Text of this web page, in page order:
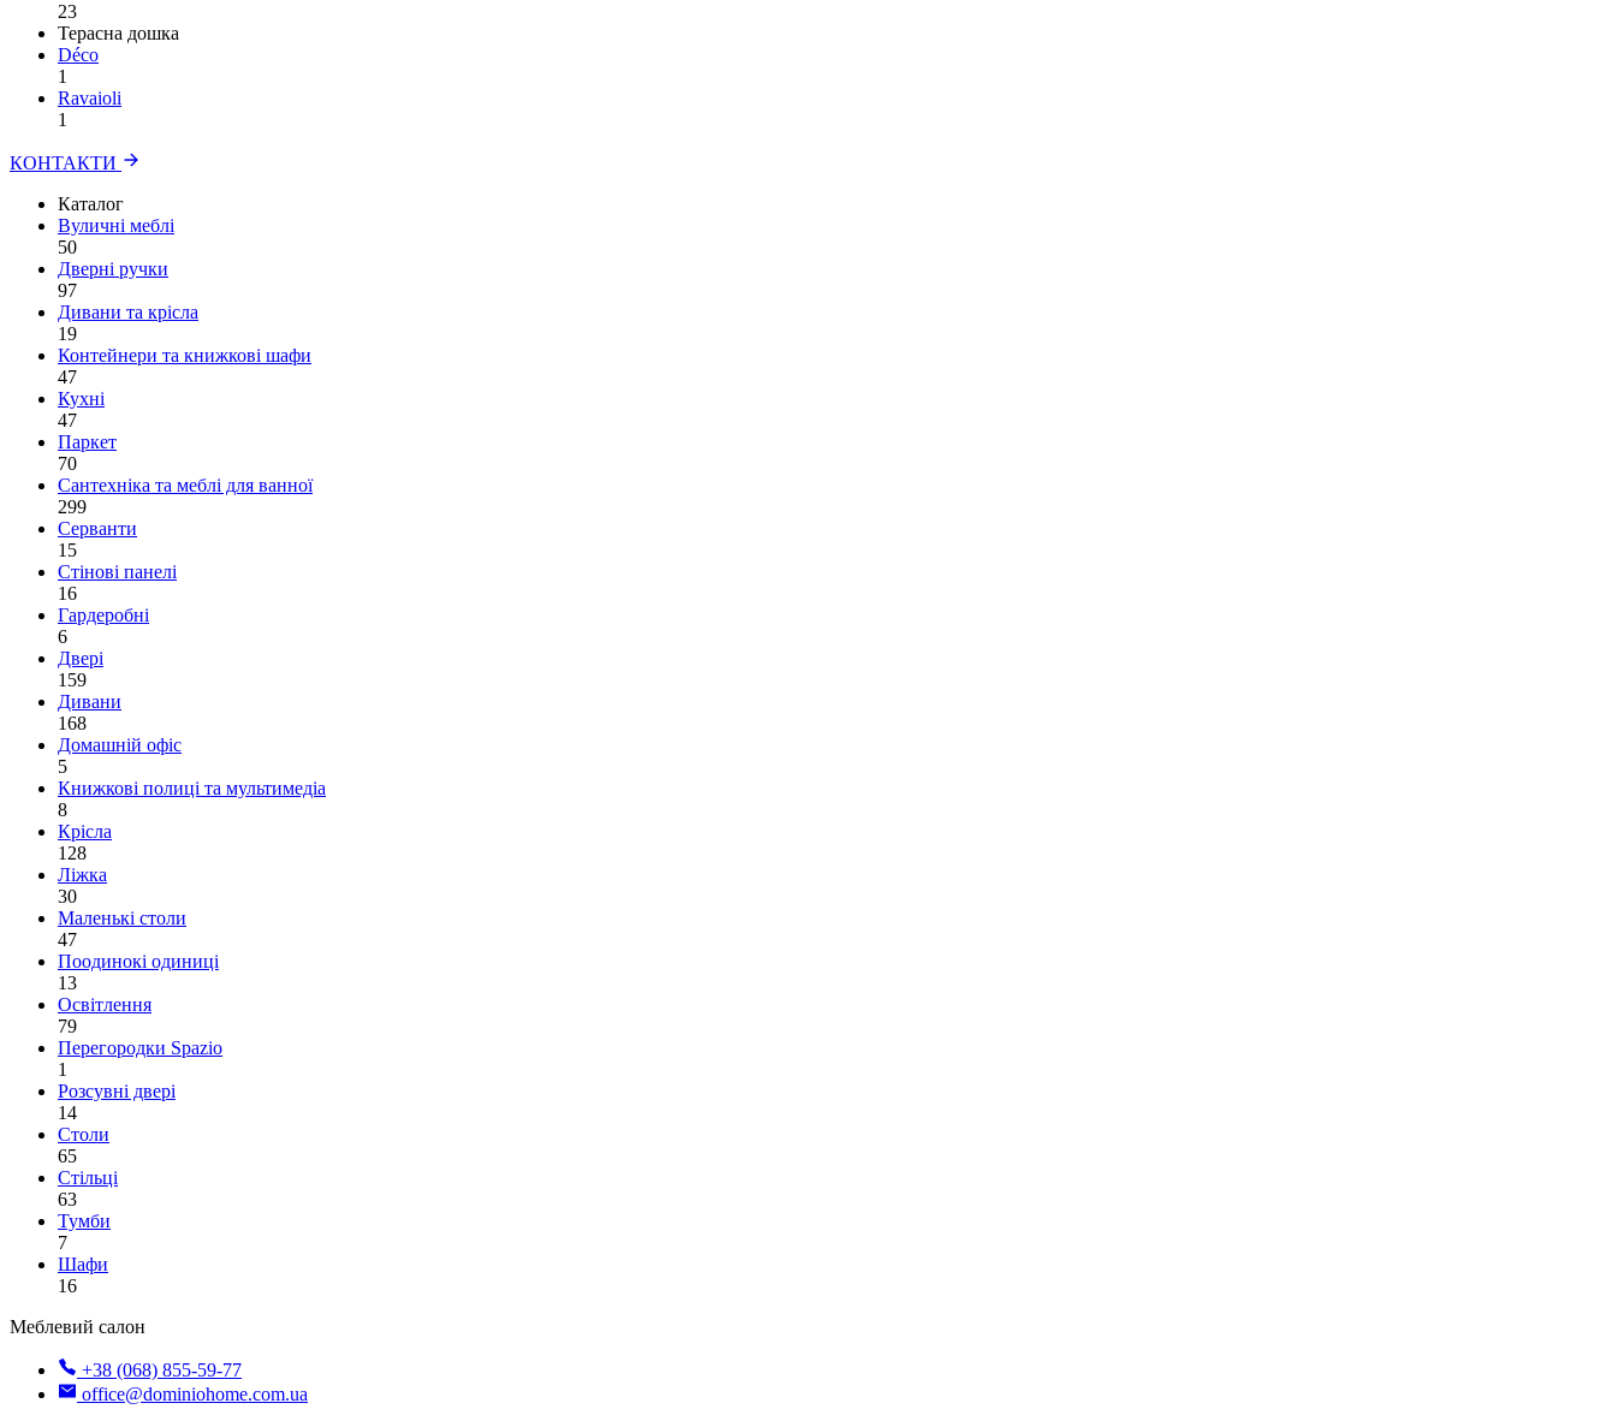
23
Терасна дошка
Déco
1
Ravaioli
1
КОНТАКТИ
Каталог
Вуличні меблі
50
Дверні ручки
97
Дивани та крісла
19
Контейнери та книжкові шафи
47
Кухні
47
Паркет
70
Сантехніка та меблі для ванної
299
Серванти
15
Стінові панелі
16
Гардеробні
6
Двері
159
Дивани
168
Домашній офіс
5
Книжкові полиці та мультимедіа
8
Крісла
128
Ліжка
30
Маленькі столи
47
Поодинокі одиниці
13
Освітлення
79
Перегородки Spazio
1
Розсувні двері
14
Столи
65
Стільці
63
Тумби
7
Шафи
16
Меблевий салон
+38 (068) 855-59-77
office@dominiohome.com.ua